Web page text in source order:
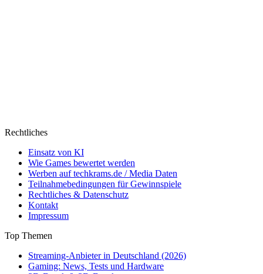
Rechtliches
Einsatz von KI
Wie Games bewertet werden
Werben auf techkrams.de / Media Daten
Teilnahmebedingungen für Gewinnspiele
Rechtliches & Datenschutz
Kontakt
Impressum
Top Themen
Streaming-Anbieter in Deutschland (2026)
Gaming: News, Tests und Hardware